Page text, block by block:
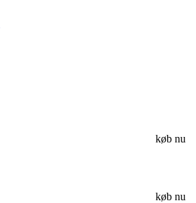
køb nu
køb nu